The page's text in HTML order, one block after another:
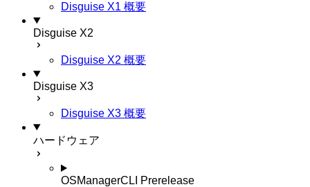
Disguise X1 概要
Disguise X2
Disguise X2 概要
Disguise X3
Disguise X3 概要
ハードウェア
OSManagerCLI Prerelease